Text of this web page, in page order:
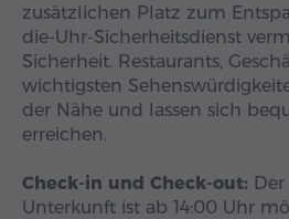
zusätzlichen Platz zum
die-Uhr-Sicherheitsdienst
Sicherheit. Restaurants,
wichtigsten
der Nähe und lassen sich
erreichen.
Check-in und Check-out:
Unterkunft ist ab 14:00 Uhr